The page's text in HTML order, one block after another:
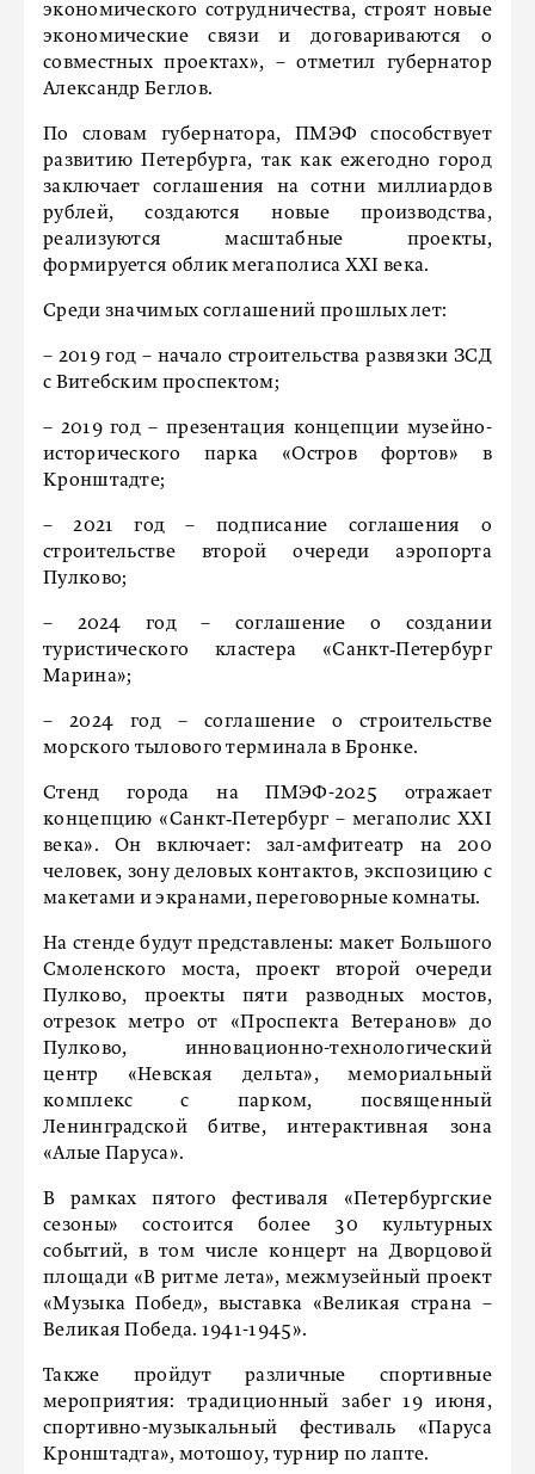
экономического сотрудничества, строят новые
экономические связи и договариваются о
совместных проектах», – отметил губернатор
Александр Беглов.
По словам губернатора, ПМЭФ способствует
развитию Петербурга, так как ежегодно город
заключает соглашения на сотни миллиардов
рублей, создаются новые производства,
реализуются масштабные проекты,
формируется облик мегаполиса XXI века.
Среди значимых соглашений прошлых лет:
– 2019 год – начало строительства развязки ЗСД
с Витебским проспектом;
– 2019 год – презентация концепции музейно-
исторического парка «Остров фортов» в
Кронштадте;
– 2021 год – подписание соглашения о
строительстве второй очереди аэропорта
Пулково;
– 2024 год – соглашение о создании
туристического кластера «Санкт‑Петербург
Марина»;
– 2024 год – соглашение о строительстве
морского тылового терминала в Бронке.
Стенд города на ПМЭФ-2025 отражает
концепцию «Санкт‑Петербург – мегаполис XXI
века». Он включает: зал-амфитеатр на 200
человек, зону деловых контактов, экспозицию с
макетами и экранами, переговорные комнаты.
На стенде будут представлены: макет Большого
Смоленского моста, проект второй очереди
Пулково, проекты пяти разводных мостов,
отрезок метро от «Проспекта Ветеранов» до
Пулково, инновационно-технологический
центр «Невская дельта», мемориальный
комплекс с парком, посвященный
Ленинградской битве, интерактивная зона
«Алые Паруса».
В рамках пятого фестиваля «Петербургские
сезоны» состоится более 30 культурных
событий, в том числе концерт на Дворцовой
площади «В ритме лета», межмузейный проект
«Музыка Побед», выставка «Великая страна –
Великая Победа. 1941-1945».
Также пройдут различные спортивные
мероприятия: традиционный забег 19 июня,
спортивно-музыкальный фестиваль «Паруса
Кронштадта», мотошоу, турнир по лапте.